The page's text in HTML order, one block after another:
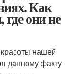
Как
они не
нашей
данному факту